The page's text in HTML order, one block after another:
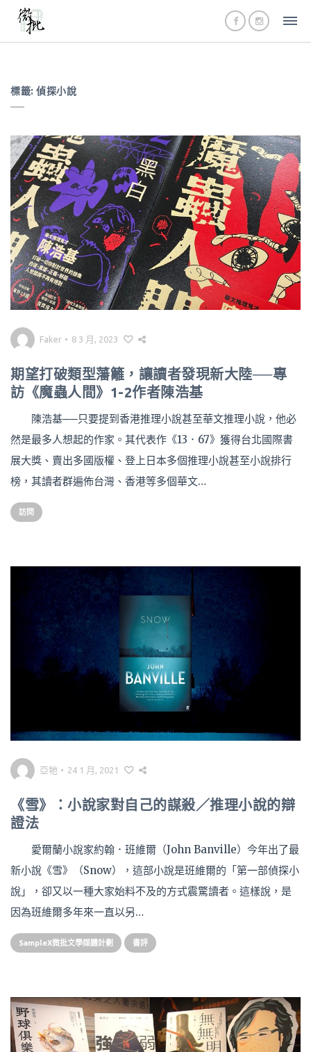
標籤: 偵探小說
Faker • 8 3 月, 2023
期望打破類型藩籬，讓讀者發現新大陸──專
訪《魔蟲人間》1-2作者陳浩基
陳浩基──只要提到香港推理小說甚至華文推理小說，他必
然是最多人想起的作家。其代表作《13．67》獲得台北國際書
展大獎、賣出多國版權、登上日本多個推理小說甚至小說排行
榜，其讀者群遍佈台灣、香港等多個華文…
訪問
亞牠 • 24 1 月, 2021
《雪》：小說家對自己的謀殺／推理小說的辯
證法
愛爾蘭小說家約翰．班維爾（John Banville）今年出了最
新小說《雪》（Snow），這部小說是班維爾的「第一部偵探小
說」，卻又以一種大家始料不及的方式震驚讀者。這樣說，是
因為班維爾多年來一直以另…
SampleX微批文學媒體計劃 書評